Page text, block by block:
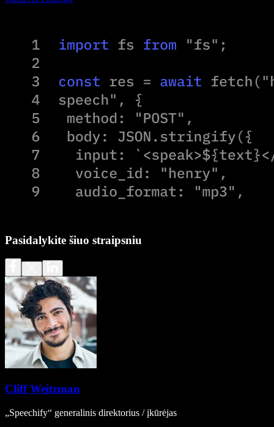
Pasidalykite šiuo straipsniu
Cliff Weitzman
„Speechify“ generalinis direktorius / įkūrėjas